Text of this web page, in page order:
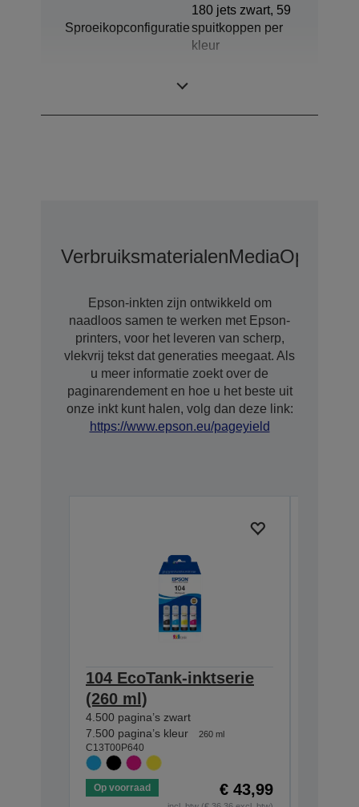
Sproeikopconfiguratie
180 jets zwart, 59
spuitkoppen per
kleur
VerbruiksmaterialenMediaOpties
Epson-inkten zijn ontwikkeld om
naadloos samen te werken met Epson-
printers, voor het leveren van scherp,
vlekvrij tekst dat generaties meegaat. Als
u meer informatie zoekt over de
paginarendement en hoe u het beste uit
onze inkt kunt halen, volg dan deze link:
https://www.epson.eu/pageyield
104 EcoTank-inktserie
(260 ml)
4.500 pagina’s zwart
7.500 pagina’s kleur
260 ml
C13T00P640
Op voorraad € 43,99